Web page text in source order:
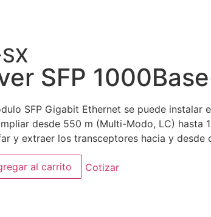
SFP
SFP Gigabit Ethernet se puede
desde 550 m (Multi-Modo, LC)
y extraer los transceptores hacia y
al carrito Cotizar